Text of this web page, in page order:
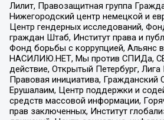
Лилит, Правозащитная группа
Нижегородский центр немецкой и
Центр гендерных исследований,
граждан Штаб, Институт права и
Фонд борьбы с коррупцией, Альянс
НАСИЛИЮ.НЕТ, Мы против СПИДа,
действие, Открытый Петербург, Лига
Правовая инициатива, Гражданский
Ерушалаим, Центр поддержки и
средств массовой информации,
прав заключенных, Институт